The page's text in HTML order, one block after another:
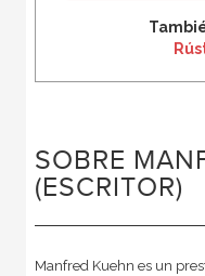
SOBRE
(ESCRITOR)
Manfred Kuehn es un